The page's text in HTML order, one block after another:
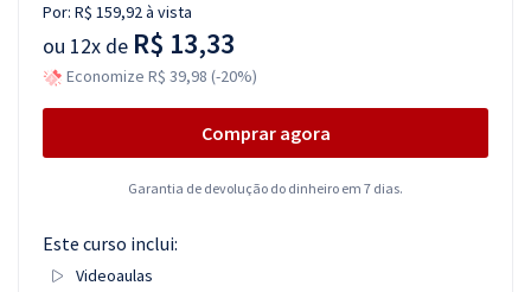
Por: R$ 159,92à vista
ou 12x de R$ 13,33
Economize R$ 39,98 (-20%)
Comprar agora
Garantia de devolução do dinheiro em 7 dias.
Este curso inclui:
Videoaulas